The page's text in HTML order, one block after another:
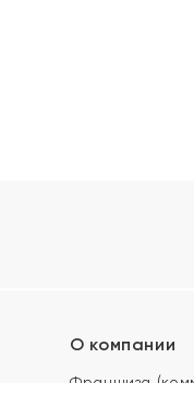
О компании
Франшиза